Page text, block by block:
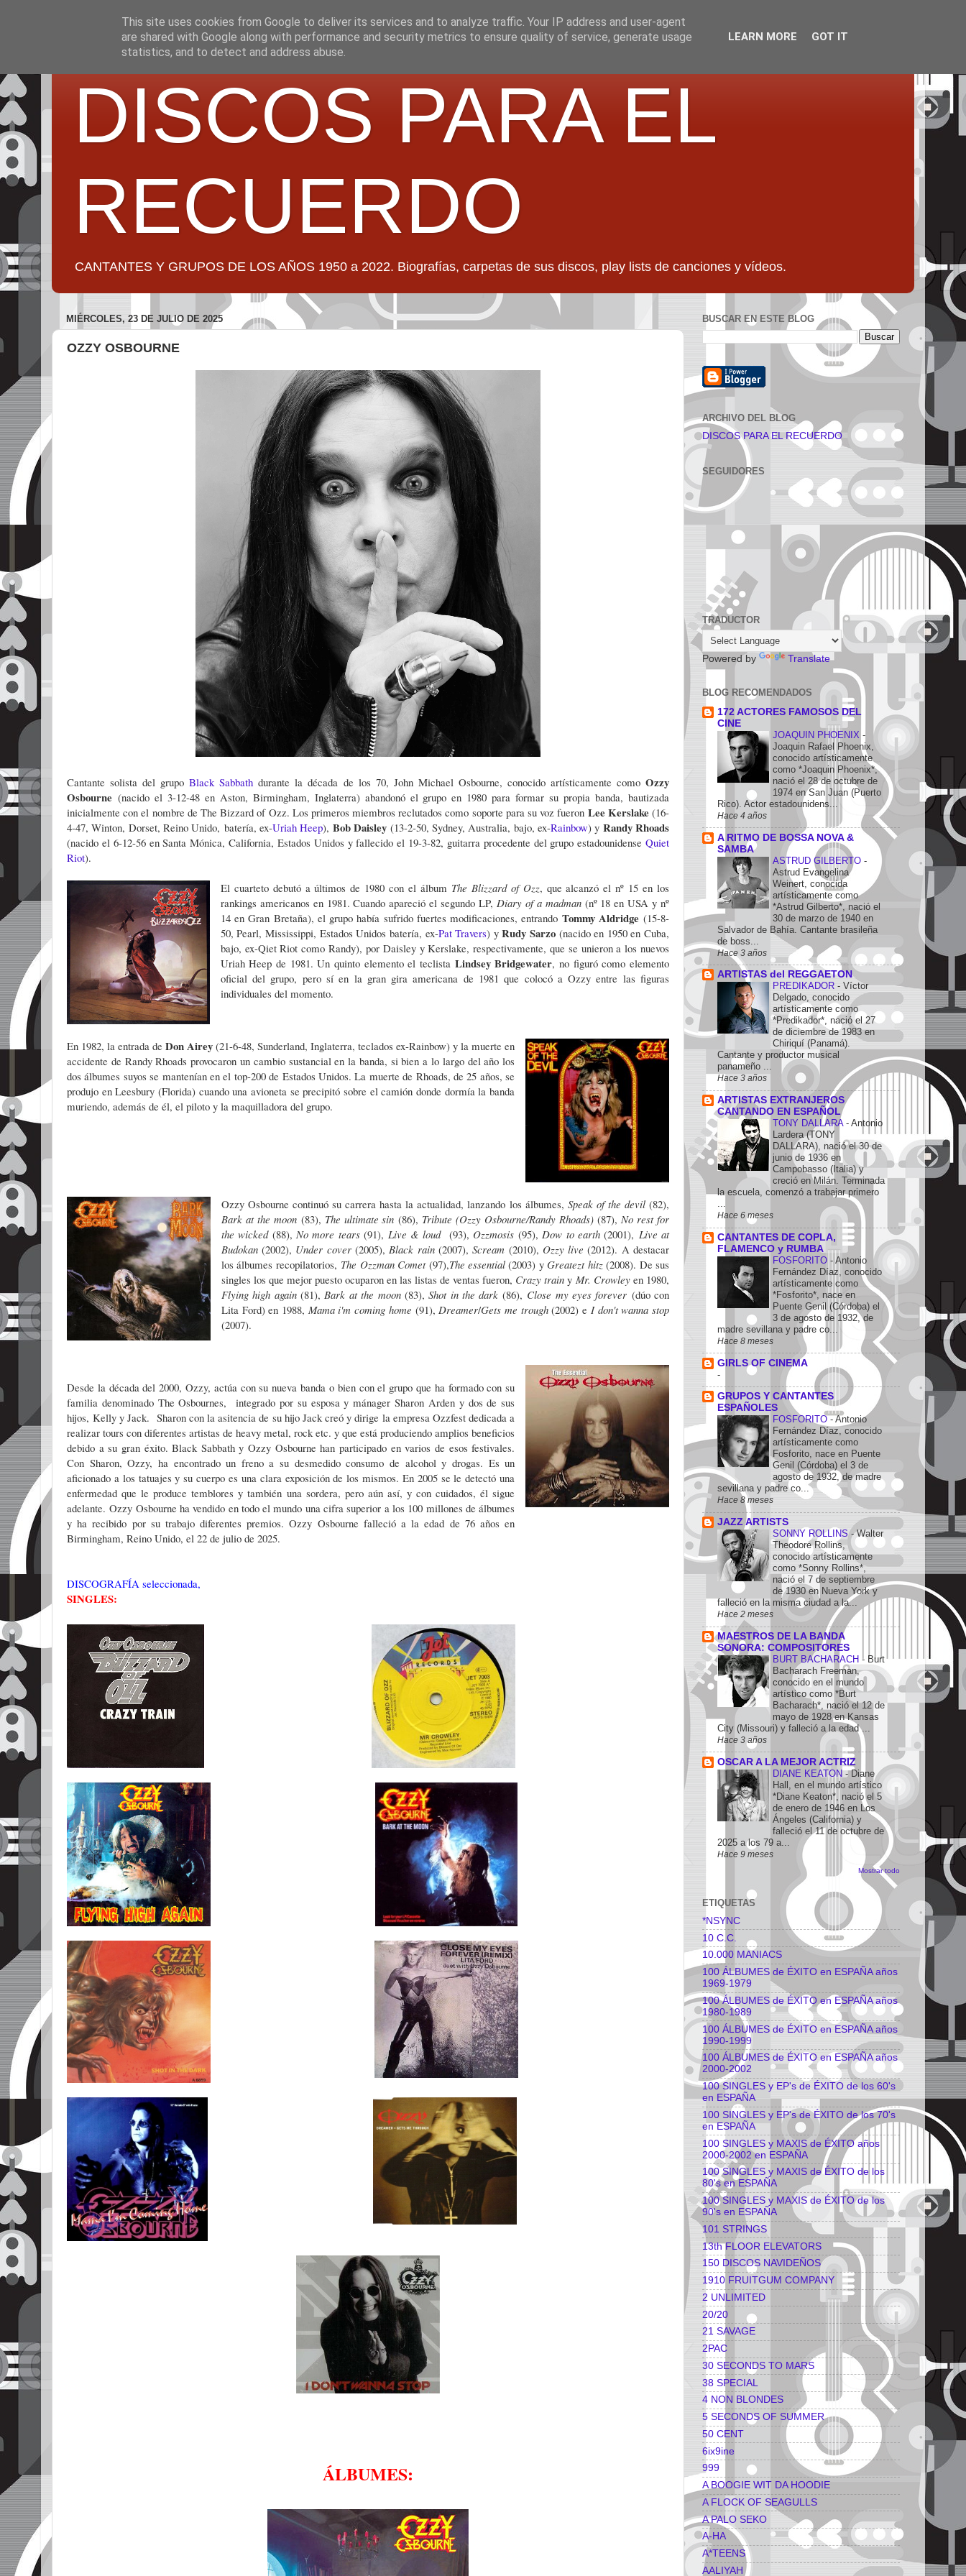
DISCOS PARA EL
RECUERDO
CANTANTES Y GRUPOS DE LOS AÑOS 1950 a 2022. Biografías, carpetas de sus discos, play lists de canciones y vídeos.
MIÉRCOLES, 23 DE JULIO DE 2025
OZZY OSBOURNE
Cantante solista del grupoBlack Sabbath durante la década de los 70, John Michael Osbourne, conocido artísticamente comoOzzy
Osbourne (nacido el 3-12-48 en Aston, Birmingham, Inglaterra) abandonó el grupo en 1980 para formar su propia banda, bautizada
inicialmente con el nombre de The Bizzard of Ozz. Los primeros miembros reclutados como soporte para su voz fueron Lee Kerslake(16-
4-47, Winton, Dorset, Reino Unido, batería, ex-Uriah Heep), Bob Daisley (13-2-50, Sydney, Australia, bajo, ex-Rainbow) y Randy Rhoads
(nacido el 6-12-56 en Santa Mónica, California, Estados Unidos y fallecido el 19-3-82, guitarra procedente del grupo estadounidense Quiet
Riot).
El cuarteto debutó a últimos de 1980 con el álbum The Blizzard of Ozz, que alcanzó el nº 15 en los
rankings americanos en 1981. Cuando apareció el segundo LP, Diary of a madman (nº 18 en USA y nº
14 en Gran Bretaña), el grupo había sufrido fuertes modificaciones, entrando Tommy Aldridge(15-8-
50, Pearl, Mississippi, Estados Unidos batería, ex-Pat Travers) yRudy Sarzo (nacido en 1950 en Cuba,
bajo, ex-Qiet Riot como Randy), por Daisley y Kerslake, respectivamente, que se unieron a los nuevos
Uriah Heep de 1981. Un quinto elemento el teclista Lindsey Bridgewater, no figuró como elemento
oficial del grupo, pero sí en la gran gira americana de 1981 que colocó a Ozzy entre las figuras
individuales del momento.
En 1982, la entrada deDon Airey (21-6-48, Sunderland, Inglaterra, teclados ex-Rainbow) y la muerte en
accidente de Randy Rhoads provocaron un cambio sustancial en la banda, si bien a lo largo del año los
dos álbumes suyos se mantenían en el top-200 de Estados Unidos. La muerte de Rhoads, de 25 años, se
produjo en Leesbury (Florida) cuando una avioneta se precipitó sobre el camión donde dormía la banda
muriendo, además de él, el piloto y la maquilladora del grupo.
Ozzy Osbourne continuó su carrera hasta la actualidad, lanzando los álbumes, Speak of the devil(82),
Bark at the moon (83), The ultimate sin(86), Tribute (Ozzy Osbourne/Randy Rhoads)(87), No rest for
the wicked (88), No more tears(91), Live & loud(93), Ozzmosis (95), Dow to earth(2001), Live at
Budokan(2002), Under cover(2005), Black rain (2007),Scream (2010), Ozzy live(2012). A destacar
los álbumes recopilatorios, The Ozzman Comet (97),The essential(2003) yGreatezt hitz(2008). De sus
singles los que mejor puesto ocuparon en las listas de ventas fueron, Crazy trainy Mr. Crowleyen 1980,
Flying high again (81), Bark at the moon (83),Shot in the dark (86), Close my eyes forever (dúo con
Lita Ford) en 1988, Mama i'm coming home (91), Dreamer/Gets me trough(2002) e I don't wanna stop
(2007).
Desde la década del 2000, Ozzy, actúa con su nueva banda o bien con el grupo que ha formado con su
familia denominado The Osbournes, integrado por su esposa y mánager Sharon Arden y dos de sus
hijos, Kelly y Jack. Sharon con la asitencia de su hijo Jack creó y dirige la empresa Ozzfest dedicada a
realizar tours con diferentes artistas de heavy metal, rock etc. y que está produciendo amplios beneficios
debido a su gran éxito. Black Sabbath y Ozzy Osbourne han participado en varios de esos festivales.
Con Sharon, Ozzy, ha encontrado un freno a su desmedido consumo de alcohol y drogas. Es un
aficionado a los tatuajes y su cuerpo es una clara exposición de los mismos. En 2005 se le detectó una
enfermedad que le produce temblores y también una sordera, pero aún así, y con cuidados, él sigue
adelante. Ozzy Osbourne ha vendido en todo el mundo una cifra superior a los 100 millones de álbumes
y ha recibido por su trabajo diferentes premios. Ozzy Osbourne falleció a la edad de 76 años en
Birmingham, Reino Unido, el 22 de julio de 2025.
DISCOGRAFÍA seleccionada,
SINGLES:
ÁLBUMES:
BUSCAR EN ESTE BLOG
ARCHIVO DEL BLOG
DISCOS PARA EL RECUERDO
SEGUIDORES
TRADUCTOR
Powered by Translate
BLOG RECOMENDADOS
172 ACTORES FAMOSOS DEL
CINE
JOAQUIN PHOENIX -
Joaquin Rafael Phoenix,
conocido artísticamente
como *Joaquin Phoenix*,
nació el 28 de octubre de
1974 en San Juan (Puerto
Rico). Actor estadounidens...
Hace 4 años
A RITMO DE BOSSA NOVA &
SAMBA
ASTRUD GILBERTO -
Astrud Evangelina
Weinert, conocida
artísticamente como
*Astrud Gilberto*, nació el
30 de marzo de 1940 en
Salvador de Bahía. Cantante brasileña
de boss...
Hace 3 años
ARTISTAS del REGGAETON
PREDIKADOR - Víctor
Delgado, conocido
artísticamente como
*Predikador*, nació el 27
de diciembre de 1983 en
Chiriquí (Panamá).
Cantante y productor musical
panameño ...
Hace 3 años
ARTISTAS EXTRANJEROS
CANTANDO EN ESPAÑOL
TONY DALLARA - Antonio
Lardera (TONY
DALLARA), nació el 30 de
junio de 1936 en
Campobasso (Italia) y
creció en Milán. Terminada
la escuela, comenzó a trabajar primero
...
Hace 6 meses
CANTANTES DE COPLA,
FLAMENCO y RUMBA
FOSFORITO - Antonio
Fernández Díaz, conocido
artísticamente como
*Fosforito*, nace en
Puente Genil (Córdoba) el
3 de agosto de 1932, de
madre sevillana y padre co...
Hace 8 meses
GIRLS OF CINEMA
-
GRUPOS Y CANTANTES
ESPAÑOLES
FOSFORITO-Antonio
Fernández Díaz, conocido
artísticamente como
Fosforito, nace en Puente
Genil (Córdoba) el 3 de
agosto de 1932, de madre
sevillana y padre co...
Hace 8 meses
JAZZ ARTISTS
SONNY ROLLINS-Walter
Theodore Rollins,
conocido artísticamente
como *Sonny Rollins*,
nació el 7 de septiembre
de 1930 en Nueva York y
falleció en la misma ciudad a la...
Hace 2 meses
MAESTROS DE LA BANDA
SONORA: COMPOSITORES
BURT BACHARACH - Burt
Bacharach Freeman,
conocido en el mundo
artístico como *Burt
Bacharach*, nació el 12 de
mayo de 1928 en Kansas
City (Missouri) y falleció a la edad ...
Hace 3 años
OSCAR A LA MEJOR ACTRIZ
DIANE KEATON-Diane
Hall, en el mundo artístico
*Diane Keaton*, nació el 5
de enero de 1946 en Los
Ángeles (California) y
falleció el 11 de octubre de
2025 a los 79 a...
Hace 9 meses
Mostrar todo
ETIQUETAS
*NSYNC
10 C.C.
10.000 MANIACS
100 ÁLBUMES de ÉXITO en ESPAÑA años
1969-1979
100 ÁLBUMES de ÉXITO en ESPAÑA años
1980-1989
100 ÁLBUMES de ÉXITO en ESPAÑA años
1990-1999
100 ÁLBUMES de ÉXITO en ESPAÑA años
2000-2002
100 SINGLES y EP's de ÉXITO de los 60's
en ESPAÑA
100 SINGLES y EP's de ÉXITO de los 70's
en ESPAÑA
100 SINGLES y MAXIS de ÉXITO años
2000-2002 en ESPAÑA
100 SINGLES y MAXIS de ÉXITO de los
80's en ESPAÑA
100 SINGLES y MAXIS de ÉXITO de los
90's en ESPAÑA
101 STRINGS
13th FLOOR ELEVATORS
150 DISCOS NAVIDEÑOS
1910 FRUITGUM COMPANY
2 UNLIMITED
20/20
21 SAVAGE
2PAC
30 SECONDS TO MARS
38 SPECIAL
4 NON BLONDES
5 SECONDS OF SUMMER
50 CENT
6ix9ine
999
A BOOGIE WIT DA HOODIE
A FLOCK OF SEAGULLS
A PALO SEKO
A-HA
A*TEENS
AALIYAH
This site uses cookies from Google to deliver its services and to analyze traffic. Your IP address and user-agent
are shared with Google along with performance and security metrics to ensure quality of service, generate usage
statistics, and to detect and address abuse.
LEARN MORE GOT IT